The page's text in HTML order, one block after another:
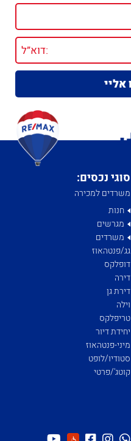
סוגי נכסים:
משרדים למכירה
חנות
מגרשים
משרדים
גג/פנטהאוז
דופלקס
דירה
דירת גן
וילה
טריפלקס
יחידת דיור
מיני-פנטהאוז
סטודיו/לופט
קוטג'/פרטי